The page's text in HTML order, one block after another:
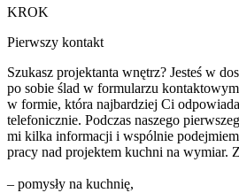
KROK
Pierwszy kontakt
Szukasz projektanta wnętrz? Jesteś w
po sobie ślad w formularzu
w formie, która najbardziej Ci
telefonicznie. Podczas naszego
mi kilka informacji i wspólnie
pracy nad projektem kuchni na wymiar.
– pomysły na kuchnię,